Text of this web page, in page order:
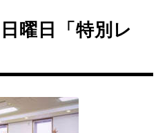
曜日「特別レ